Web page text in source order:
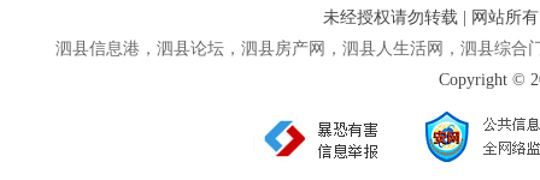
未经授权请勿转载 | 网站所
泗县信息港，泗县论坛，泗县房产网，泗县人生活网，泗县综合
Copyright ©